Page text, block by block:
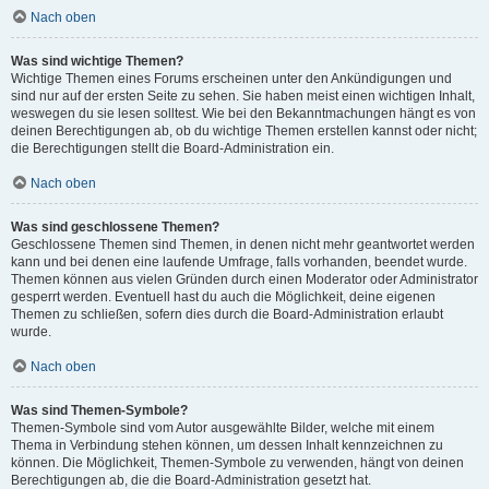
Nach oben
Was sind wichtige Themen?
Wichtige Themen eines Forums erscheinen unter den Ankündigungen und
sind nur auf der ersten Seite zu sehen. Sie haben meist einen wichtigen Inhalt,
weswegen du sie lesen solltest. Wie bei den Bekanntmachungen hängt es von
deinen Berechtigungen ab, ob du wichtige Themen erstellen kannst oder nicht;
die Berechtigungen stellt die Board-Administration ein.
Nach oben
Was sind geschlossene Themen?
Geschlossene Themen sind Themen, in denen nicht mehr geantwortet werden
kann und bei denen eine laufende Umfrage, falls vorhanden, beendet wurde.
Themen können aus vielen Gründen durch einen Moderator oder Administrator
gesperrt werden. Eventuell hast du auch die Möglichkeit, deine eigenen
Themen zu schließen, sofern dies durch die Board-Administration erlaubt
wurde.
Nach oben
Was sind Themen-Symbole?
Themen-Symbole sind vom Autor ausgewählte Bilder, welche mit einem
Thema in Verbindung stehen können, um dessen Inhalt kennzeichnen zu
können. Die Möglichkeit, Themen-Symbole zu verwenden, hängt von deinen
Berechtigungen ab, die die Board-Administration gesetzt hat.